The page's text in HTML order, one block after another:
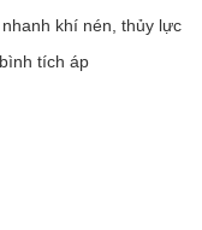
khí nén, thủy lực
tích áp